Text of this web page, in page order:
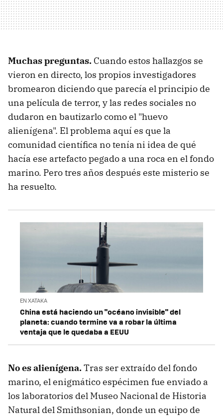
Muchas preguntas. Cuando estos hallazgos se
vieron en directo, los propios investigadores
bromearon diciendo que parecía el principio de
una película de terror, y las redes sociales no
dudaron en bautizarlo como el "huevo
alienígena". El problema aquí es que la
comunidad científica no tenía ni idea de qué
hacía ese artefacto pegado a una roca en el fondo
marino. Pero tres años después este misterio se
ha resuelto.
EN XATAKA
China está haciendo un "océano invisible" del
planeta: cuando termine va a robar la última
ventaja que le quedaba a EEUU
No es alienígena.Tras ser extraído del fondo
marino, el enigmático espécimen fue enviado a
los laboratorios del Museo Nacional de Historia
Natural del Smithsonian, donde un equipo de